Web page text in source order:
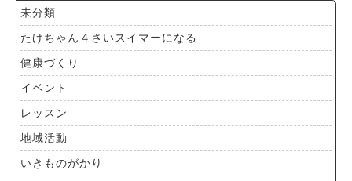
未分類
たけちゃん４さいスイマーになる
健康づくり
イベント
レッスン
地域活動
いきものがかり